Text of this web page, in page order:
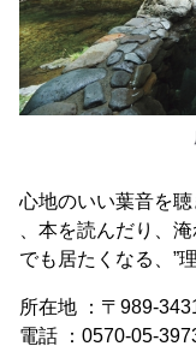
心地のいい葉音を
、本を読んだり、
でも居たくなる、”
所在地 ：〒989-
電話 ：0570-05-